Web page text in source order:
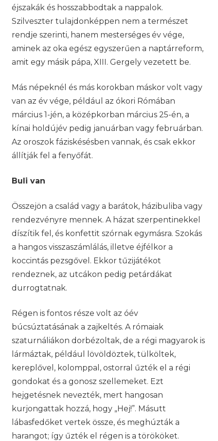
éjszakák és hosszabbodtak a nappalok.
Szilveszter tulajdonképpen nem a természet
rendje szerinti, hanem mesterséges év vége,
aminek az oka egész egyszerűen a naptárreform,
amit egy másik pápa, XIII. Gergely vezetett be.
Más népeknél és más korokban máskor volt vagy
van az év vége, például az ókori Rómában
március 1-jén, a középkorban március 25-én, a
kínai holdújév pedig januárban vagy februárban.
Az oroszok fáziskésésben vannak, és csak ekkor
állítják fel a fenyőfát.
Buli van
Összejön a család vagy a barátok, házibuliba vagy
rendezvényre mennek. A házat szerpentinekkel
díszítik fel, és konfettit szórnak egymásra. Szokás
a hangos visszaszámlálás, illetve éjfélkor a
koccintás pezsgővel. Ekkor tűzijátékot
rendeznek, az utcákon pedig petárdákat
durrogtatnak.
Régen is fontos része volt az óév
búcsúztatásának a zajkeltés. A rómaiak
szaturnáliákon dorbézoltak, de a régi magyarok is
lármáztak, például lövöldöztek, tülköltek,
kereplővel, kolomppal, ostorral űzték el a régi
gondokat és a gonosz szellemeket. Ezt
hejgetésnek nevezték, mert hangosan
kurjongattak hozzá, hogy „Hej!”. Másutt
lábasfedőket vertek össze, és meghúzták a
harangot; így űzték el régen is a törököket.